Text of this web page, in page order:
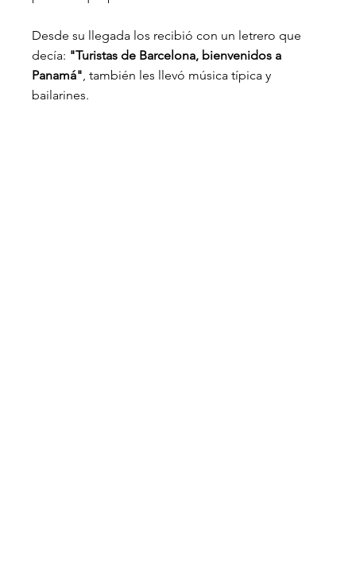
Desde su llegada los recibió con un letrero que
decía: "Turistas de Barcelona, bienvenidos a
Panamá" , también les llevó música típica y
bailarines.